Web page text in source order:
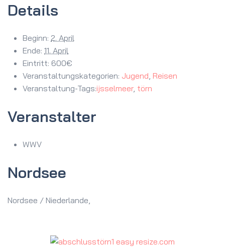
Details
Beginn: 2. April
Ende: 11. April
Eintritt: 600€
Veranstaltungskategorien: Jugend, Reisen
Veranstaltung-Tags:ijsselmeer, törn
Veranstalter
WWV
Nordsee
Nordsee / Niederlande,